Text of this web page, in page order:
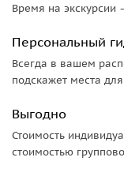
Время на экскурсии
Персональный
Всегда в вашем
подскажет места
Выгодно
Стоимость
стоимостью